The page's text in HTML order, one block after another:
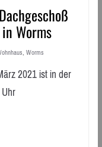
Worms
, Worms
2021 ist in der